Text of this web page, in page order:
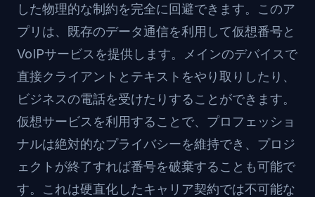
した物理的な制約を完全に回避できます。このア
プリは、既存のデータ通信を利用して仮想番号と
VoIPサービスを提供します。メインのデバイスで
直接クライアントとテキストをやり取りしたり、
ビジネスの電話を受けたりすることができます。
仮想サービスを利用することで、プロフェッショ
ナルは絶対的なプライバシーを維持でき、プロジ
ェクトが終了すれば番号を破棄することも可能で
す。これは硬直化したキャリア契約では不可能な